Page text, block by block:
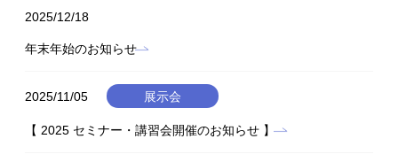
2025/12/18
年末年始のお知らせ
2025/11/05 展示会
【 2025 セミナー・講習会開催のお知らせ 】